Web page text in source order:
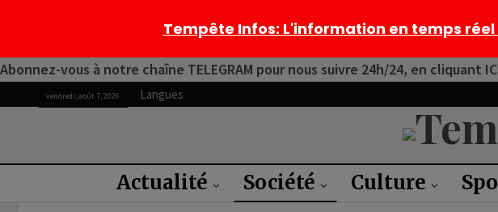
Abonnez-vous à notre chaîne TELEGRAM pour nous suivre 24h/24, en cliquant
vendredi, août 7, 2026 Langues
Actualité Société Culture
Tempête Infos: L'information en temps